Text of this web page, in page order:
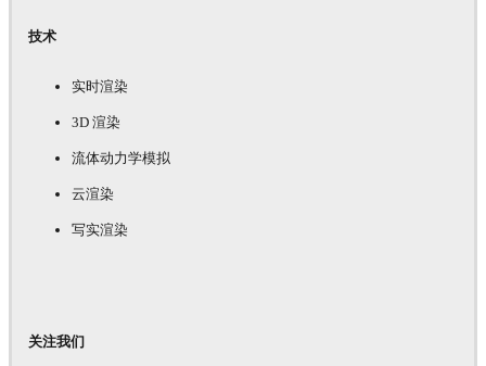
技术
实时渲染
3D 渲染
流体动力学模拟
云渲染
写实渲染
关注我们